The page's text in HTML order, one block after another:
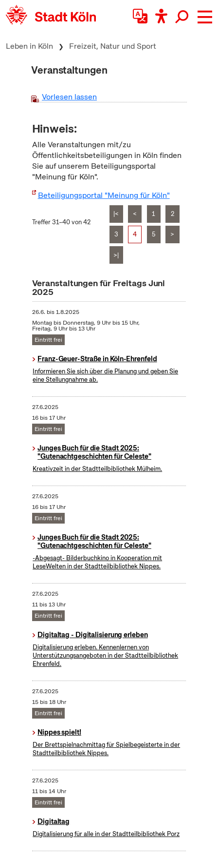
zum Inhalt springen
Leben in Köln Freizeit, Natur und Sport
Veranstaltungen
Vorlesen lassen
Hinweis:
Alle Veranstaltungen mit/zu
Öffentlichkeitsbeteiligungen in Köln finden
Sie auf unserem Beteiligungsportal
"Meinung für Köln".
Beteiligungsportal "Meinung für Köln"
Treffer 31–40 von 42
|< < 1 2
3 4 5 >
>|
Veranstaltungen für Freitags Juni
2025
26.6. bis1.8.2025
Montag bis Donnerstag, 9 Uhr bis 15 Uhr,
Freitag, 9 Uhr bis 13 Uhr
Eintritt frei
Franz-Geuer-Straße in Köln-Ehrenfeld
Informieren Sie sich über die Planung und geben Sie
eine Stellungnahme ab.
27.6.2025
16 bis 17 Uhr
Eintritt frei
Junges Buch für die Stadt 2025:
"Gutenachtgeschichten für Celeste"
Kreativzeit in der Stadtteilbibliothek Mülheim.
27.6.2025
16 bis 17 Uhr
Eintritt frei
Junges Buch für die Stadt 2025:
"Gutenachtgeschichten für Celeste"
-Abgesagt- Bilderbuchkino in Kooperation mit
LeseWelten in der Stadtteilbibliothek Nippes.
27.6.2025
11 bis 13 Uhr
Eintritt frei
Digitaltag - Digitalisierung erleben
Digitalisierung erleben. Kennenlernen von
Unterstützungsangeboten in der Stadtteilbibliothek
Ehrenfeld.
27.6.2025
15 bis 18 Uhr
Eintritt frei
Nippes spielt!
Der Brettspielnachmittag für Spielbegeisterte in der
Stadtteilbibliothek Nippes.
27.6.2025
11 bis 14 Uhr
Eintritt frei
Digitaltag
Digitalisierung für alle in der Stadtteilbibliothek Porz